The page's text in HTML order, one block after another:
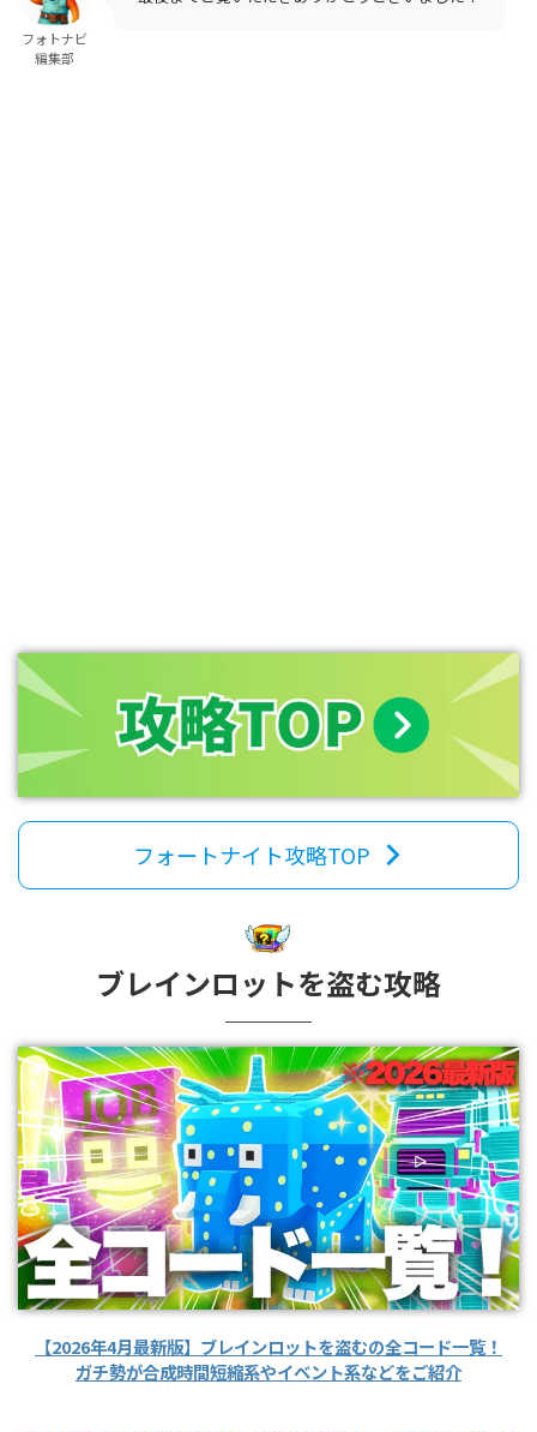
フォトナビ
編集部
フォートナイト攻略TOP
ブレインロットを盗む攻略
【2026年4月最新版】ブレインロットを盗むの全コード一覧！
ガチ勢が合成時間短縮系やイベント系などをご紹介